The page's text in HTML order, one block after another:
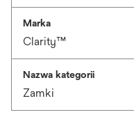
Marka
Clarity™
Nazwa kategorii
Zamki